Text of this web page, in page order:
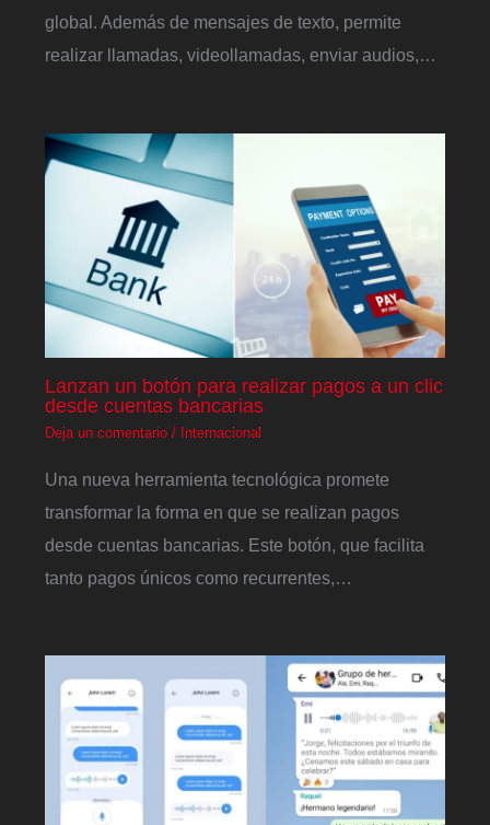
global. Además de mensajes de texto, permite
realizar llamadas, videollamadas, enviar audios,…
Lanzan un botón para realizar pagos a un clic
desde cuentas bancarias
Deja un comentario / Internacional
Una nueva herramienta tecnológica promete
transformar la forma en que se realizan pagos
desde cuentas bancarias. Este botón, que facilita
tanto pagos únicos como recurrentes,…